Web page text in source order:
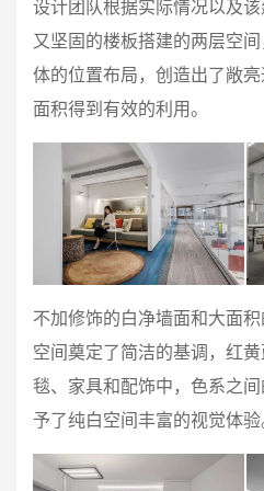
设计团队根据实际情况以及
又坚固的楼板搭建的两层空
体的位置布局，创造出了敞
面积得到有效的利用。
不加修饰的白净墙面和大面
空间奠定了简洁的基调，红
毯、家具和配饰中，色系之
予了纯白空间丰富的视觉体验